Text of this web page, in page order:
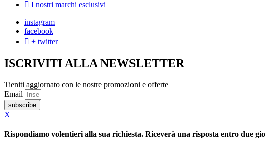
I nostri marchi esclusivi
instagram
facebook
+ twitter
ISCRIVITI ALLA NEWSLETTER
Tieniti aggiornato con le nostre promozioni e offerte
Email
subscribe
X
Rispondiamo volentieri alla sua richiesta. Riceverà una risposta entro due